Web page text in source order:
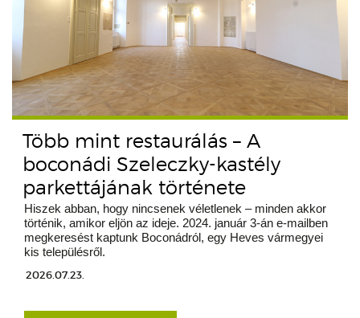
Több mint restaurálás – A
boconádi Szeleczky-kastély
parkettájának története
Hiszek abban, hogy nincsenek véletlenek – minden akkor
történik, amikor eljön az ideje. 2024. január 3-án e-mailben
megkeresést kaptunk Boconádról, egy Heves vármegyei
kis településről.
2026.07.23.